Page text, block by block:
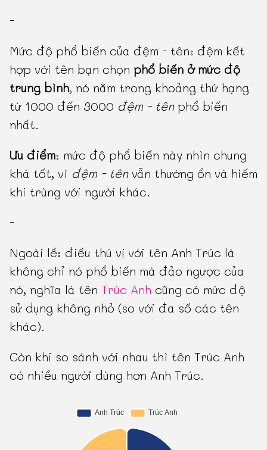
-
Mức độ phổ biến của đệm - tên: đệm kết
hợp với tên bạn chọn phổ biến ở mức độ
trung bình, nó nằm trong khoảng thứ hạng
từ 1000 đến 3000 đệm - tênphổ biến
nhất.
Ưu điểm: mức độ phổ biến này nhìn chung
khá tốt, vì đệm - tênvẫn thường ổn và hiếm
khi trùng với người khác.
-
Ngoài lề: điều thú vị với tên Anh Trúc là
không chỉ nó phổ biến mà đảo ngược của
nó, nghĩa là tên Trúc Anh cũng có mức độ
sử dụng không nhỏ (so với đa số các tên
khác).
Còn khi so sánh với nhau thì tên Trúc Anh
có nhiều người dùng hơn Anh Trúc.